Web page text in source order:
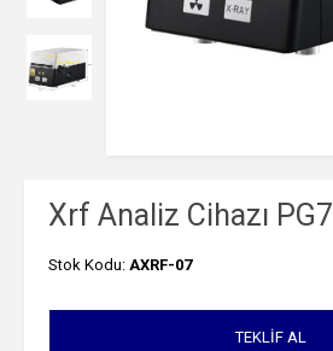
Xrf Analiz Cihazı PG7
Stok Kodu: AXRF-07
TEKLIF AL